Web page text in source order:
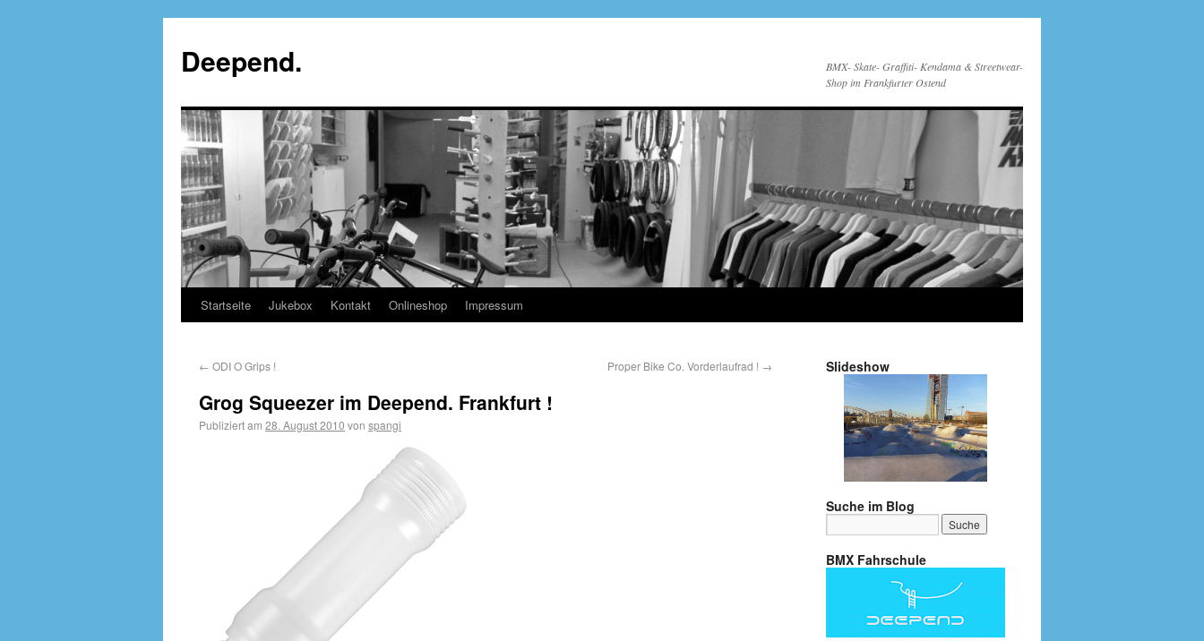
Deepend.
BMX- Skate- Graffiti- Kendama & Streetwear-
Shop im Frankfurter Ostend
Startseite Jukebox Kontakt Onlineshop Impressum
← ODI O Grips ! Proper Bike Co. Vorderlaufrad ! →
Grog Squeezer im Deepend. Frankfurt !
Publiziert am 28. August 2010 von spangi
Slideshow
Suche im Blog
BMX Fahrschule